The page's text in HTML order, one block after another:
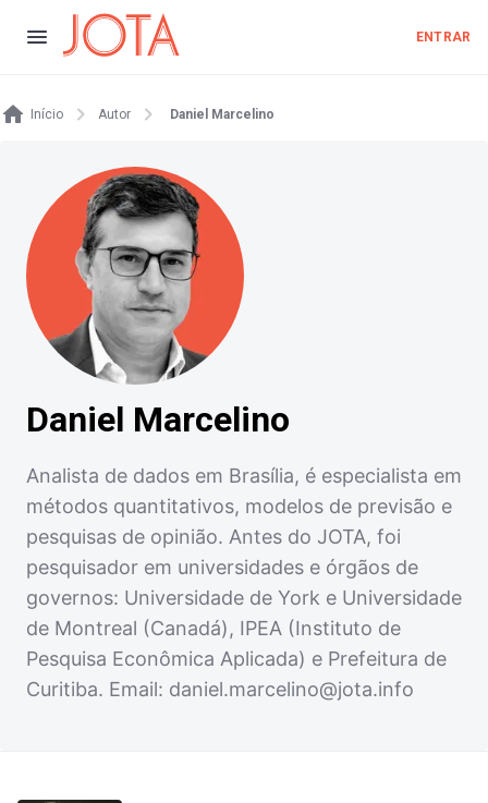
ENTRAR
Início Autor Daniel Marcelino
Daniel Marcelino
Analista de dados em Brasília, é especialista em
métodos quantitativos, modelos de previsão e
pesquisas de opinião. Antes do JOTA, foi
pesquisador em universidades e órgãos de
governos: Universidade de York e Universidade
de Montreal (Canadá), IPEA (Instituto de
Pesquisa Econômica Aplicada) e Prefeitura de
Curitiba. Email: daniel.marcelino@jota.info